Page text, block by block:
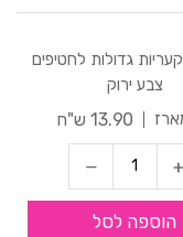
מארז 2 קעריות גדולות לחטיפים
צבע ירוק
13.90 ש"ח
הוספה לסל